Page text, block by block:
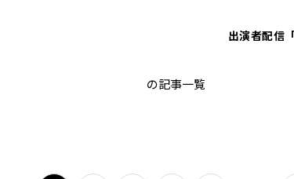
出演者配信
文化放送モバイルplus
の記事一覧